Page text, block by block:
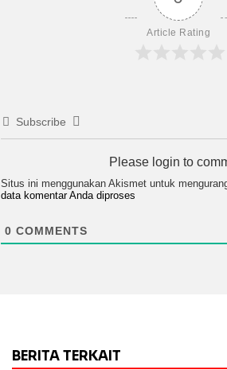
Article Rating
Subscribe
Please login to
Situs ini menggunakan Akismet untuk
data komentar Anda diproses
0 COMMENTS
BERITA TERKAIT